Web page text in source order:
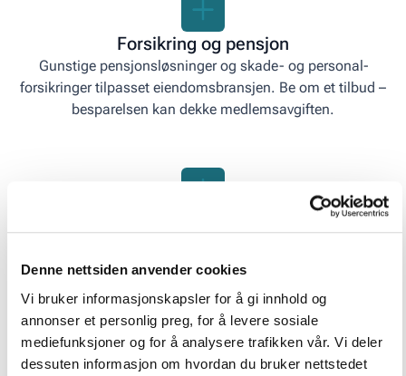
Denne nettsiden anvender cookies
Vi bruker informasjonskapsler for å gi innhold og
annonser et personlig preg, for å levere sosiale
mediefunksjoner og for å analysere trafikken vår. Vi deler
dessuten informasjon om hvordan du bruker nettstedet
Forsikring og pensjon
Gunstige pensjonsløsninger og skade- og personal­
forsikringer tilpasset eiendomsbransjen. Be om et tilbud –
besparelsen kan dekke medlemsavgiften.
deg og din bedrift med å gjennomføre og rapportere på
bærekraftsarbeidet.